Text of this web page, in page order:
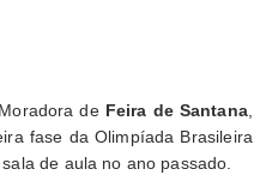
de Feira de Santana,
fase da Olimpíada Brasileira
de aula no ano passado.